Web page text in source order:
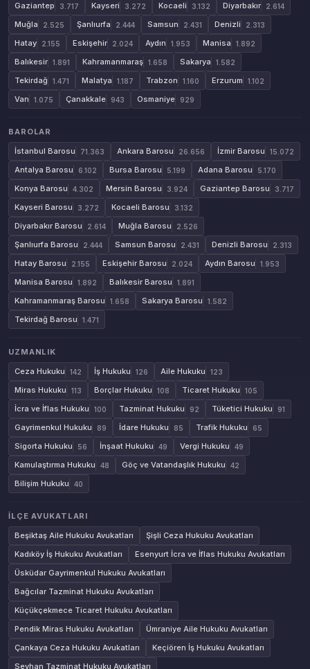
Gaziantep 3.717 Kayseri 3.272 Kocaeli 3.132 Diyarbakır 2.614
Muğla 2.525 Şanlıurfa 2.444 Samsun 2.431 Denizli 2.313
Hatay 2.155 Eskişehir 2.024 Aydın 1.953 Manisa 1.892
Balıkesir 1.891 Kahramanmaraş 1.658 Sakarya 1.582
Tekirdağ 1.471 Malatya 1.187 Trabzon 1.160 Erzurum 1.102
Van 1.075 Çanakkale 943 Osmaniye 929
BAROLAR
İstanbul Barosu
71.363 Ankara Barosu 26.656 İzmir Barosu 15.072
Antalya Barosu 6.102 Bursa Barosu 5.199 Adana Barosu 5.170
Konya Barosu 4.302 Mersin Barosu 3.924 Gaziantep Barosu 3.717
Kayseri Barosu 3.272 Kocaeli Barosu 3.132
Diyarbakır Barosu 2.614 Muğla Barosu 2.526
Şanlıurfa Barosu 2.444 Samsun Barosu 2.431 Denizli Barosu 2.313
Hatay Barosu 2.155 Eskişehir Barosu 2.024 Aydın Barosu 1.953
Manisa Barosu 1.892 Balıkesir Barosu 1.891
Kahramanmaraş Barosu 1.658 Sakarya Barosu 1.582
Tekirdağ Barosu 1.471
UZMANLIK
Ceza Hukuku
142 İş Hukuku 126 Aile Hukuku 123
Miras Hukuku 113 Borçlar Hukuku 108 Ticaret Hukuku 105
İcra ve İflas Hukuku 100 Tazminat Hukuku 92 Tüketici Hukuku 91
Gayrimenkul Hukuku 89 İdare Hukuku 85 Trafik Hukuku 65
Sigorta Hukuku 56 İnşaat Hukuku 49 Vergi Hukuku 49
Kamulaştırma Hukuku 48 Göç ve Vatandaşlık Hukuku 42
Bilişim Hukuku 40
İLÇE AVUKATLARI
Beşiktaş Aile Hukuku Avukatları
Şişli Ceza Hukuku Avukatları
Kadıköy İş Hukuku Avukatları
Esenyurt İcra ve İflas Hukuku Avukatları
Üsküdar Gayrimenkul Hukuku Avukatları
Bağcılar Tazminat Hukuku Avukatları
Küçükçekmece Ticaret Hukuku Avukatları
Pendik Miras Hukuku Avukatları
Ümraniye Aile Hukuku Avukatları
Çankaya Ceza Hukuku Avukatları
Keçiören İş Hukuku Avukatları
Seyhan Tazminat Hukuku Avukatları